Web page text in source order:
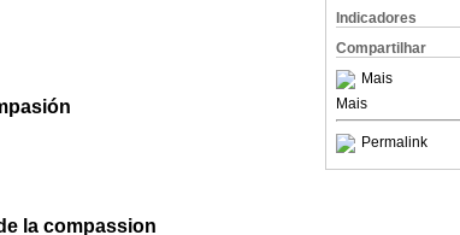
Indicadores
Compartilhar
Mais
Mais
Permalink
la compassion